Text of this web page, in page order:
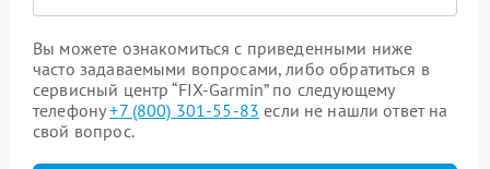
Вы можете ознакомиться с приведенными ниже
часто задаваемыми вопросами, либо обратиться в
сервисный центр “FIX-Garmin” по следующему
телефону+7 (800) 301-55-83 если не нашли ответ на
свой вопрос.